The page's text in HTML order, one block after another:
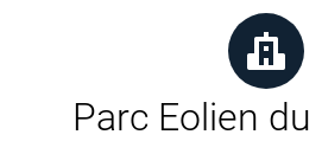
Parc Eolien